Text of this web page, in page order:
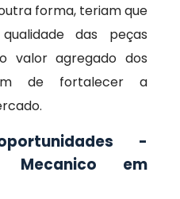
forma, teriam que
das peças
valor agregado dos
de fortalecer a
-
Mecanico em